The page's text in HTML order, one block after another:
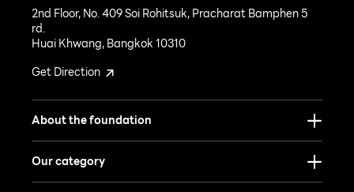
2nd Floor, No. 409 Soi Rohitsuk, Pracharat Bamphen 5
rd.
Huai Khwang, Bangkok 10310
Get Direction
About the foundation
Our category